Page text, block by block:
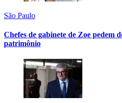
São Paulo
Chefes de gabinete de Zoe pedem
patrimônio